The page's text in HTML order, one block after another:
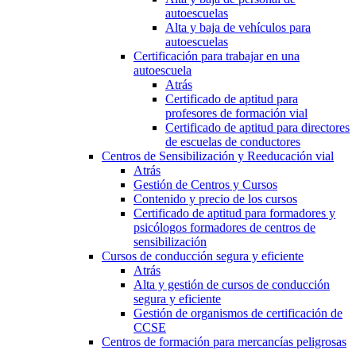
autoescuelas
Alta y baja de vehículos para
autoescuelas
Certificación para trabajar en una
autoescuela
Atrás
Certificado de aptitud para
profesores de formación vial
Certificado de aptitud para directores
de escuelas de conductores
Centros de Sensibilización y Reeducación vial
Atrás
Gestión de Centros y Cursos
Contenido y precio de los cursos
Certificado de aptitud para formadores y
psicólogos formadores de centros de
sensibilización
Cursos de conducción segura y eficiente
Atrás
Alta y gestión de cursos de conducción
segura y eficiente
Gestión de organismos de certificación de
CCSE
Centros de formación para mercancías peligrosas